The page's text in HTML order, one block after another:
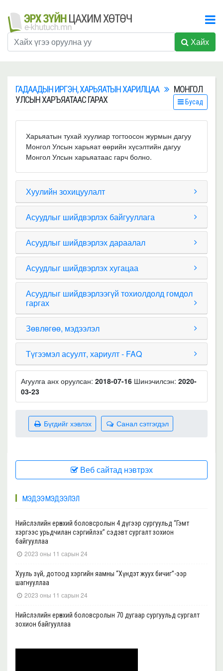
Хайх
ГАДААДЫН ИРГЭН, ХАРЬЯАТЫН ХАРИЛЦАА
МОНГОЛ
УЛСЫН ХАРЪЯАТААС ГАРАХ
Бусад
Харьяатын тухай хуулиар тогтоосон журмын дагуу
Монгол Улсын харьяат өөрийн хүсэлтийн дагуу
Монгол Улсын харьяатаас гарч болно.
Хуулийн зохицуулалт
Асуудлыг шийдвэрлэх байгууллага
Асуудлыг шийдвэрлэх дараалал
Асуудлыг шийдвэрлэх хугацаа
Асуудлыг шийдвэрлээгүй тохиолдолд гомдол
гаргах
Зөвлөгөө, мэдээлэл
Түгээмэл асуулт, хариулт - FAQ
Агуулга анх оруулсан: 2018-07-16 Шинэчилсэн: 2020-
03-23
Санал сэтгэгдэл
Бүгдийг хэвлэх
Веб сайтад нэвтрэх
МЭДЭЭ МЭДЭЭЛЭЛ
Нийслэлийн ерөнхий боловсролын 4 дүгээр сургуульд “Гэмт
хэргээс урьдчилан сэргийлэх” сэдэвт сургалт зохион
байгууллаа
2023 оны 11 сарын 24
Хууль зүй, дотоод хэргийн яамны “Хүндэт жуух бичиг”-ээр
шагнууллаа
2023 оны 11 сарын 24
Нийслэлийн ерөнхий боловсролын 70 дугаар сургуульд сургалт
зохион байгууллаа